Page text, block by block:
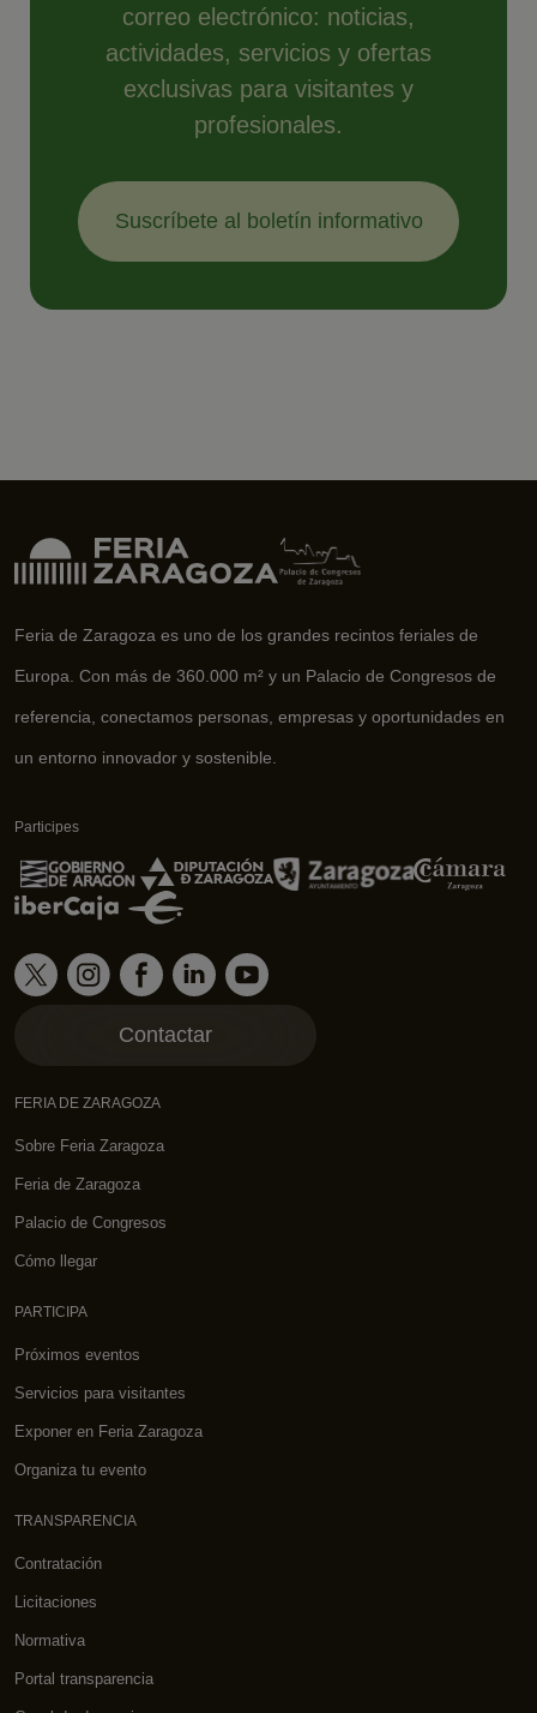
correo electrónico: noticias,
actividades, servicios y ofertas
exclusivas para visitantes y
profesionales.
Suscríbete al boletín informativo
Feria de Zaragoza es uno de los grandes recintos feriales de
Europa. Con más de 360.000 m² y un Palacio de Congresos de
referencia, conectamos personas, empresas y oportunidades en
un entorno innovador y sostenible.
Participes
Contactar
FERIA DE ZARAGOZA
Sobre Feria Zaragoza
Feria de Zaragoza
Palacio de Congresos
Cómo llegar
PARTICIPA
Próximos eventos
Servicios para visitantes
Exponer en Feria Zaragoza
Organiza tu evento
TRANSPARENCIA
Contratación
Licitaciones
Normativa
Portal transparencia